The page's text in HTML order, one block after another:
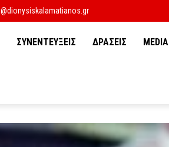
ΣΥΝΕΝΤΕΥΞΕΙΣ ΔΡΑΣΕΙΣ MEDIA